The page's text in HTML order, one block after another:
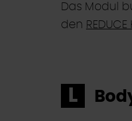
Das Modul
den
L